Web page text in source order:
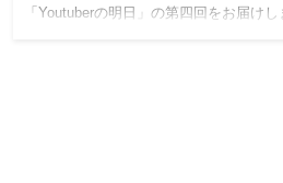
「Youtuberの明日」の第四回をお届け